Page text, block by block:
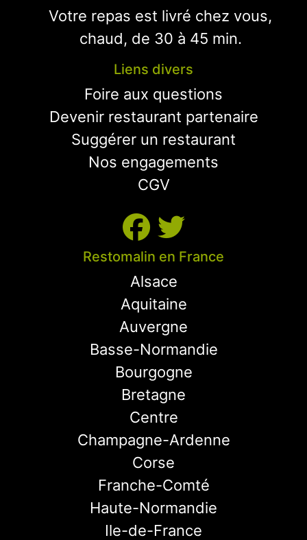
Votre repas est livré chez vous,
chaud, de 30 à 45 min.
Liens divers
Foire aux questions
Devenir restaurant partenaire
Suggérer un restaurant
Nos engagements
CGV
Restomalin en France
Alsace
Aquitaine
Auvergne
Basse-Normandie
Bourgogne
Bretagne
Centre
Champagne-Ardenne
Corse
Franche-Comté
Haute-Normandie
Ile-de-France